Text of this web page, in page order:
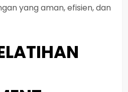
yang aman, efisien, dan